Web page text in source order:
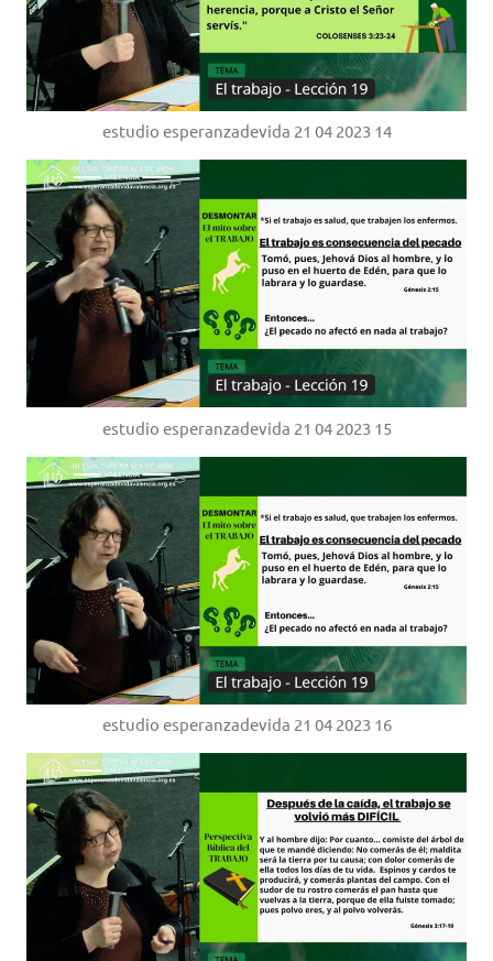
estudio esperanzadevida 21 04 2023 14
estudio esperanzadevida 21 04 2023 15
estudio esperanzadevida 21 04 2023 16